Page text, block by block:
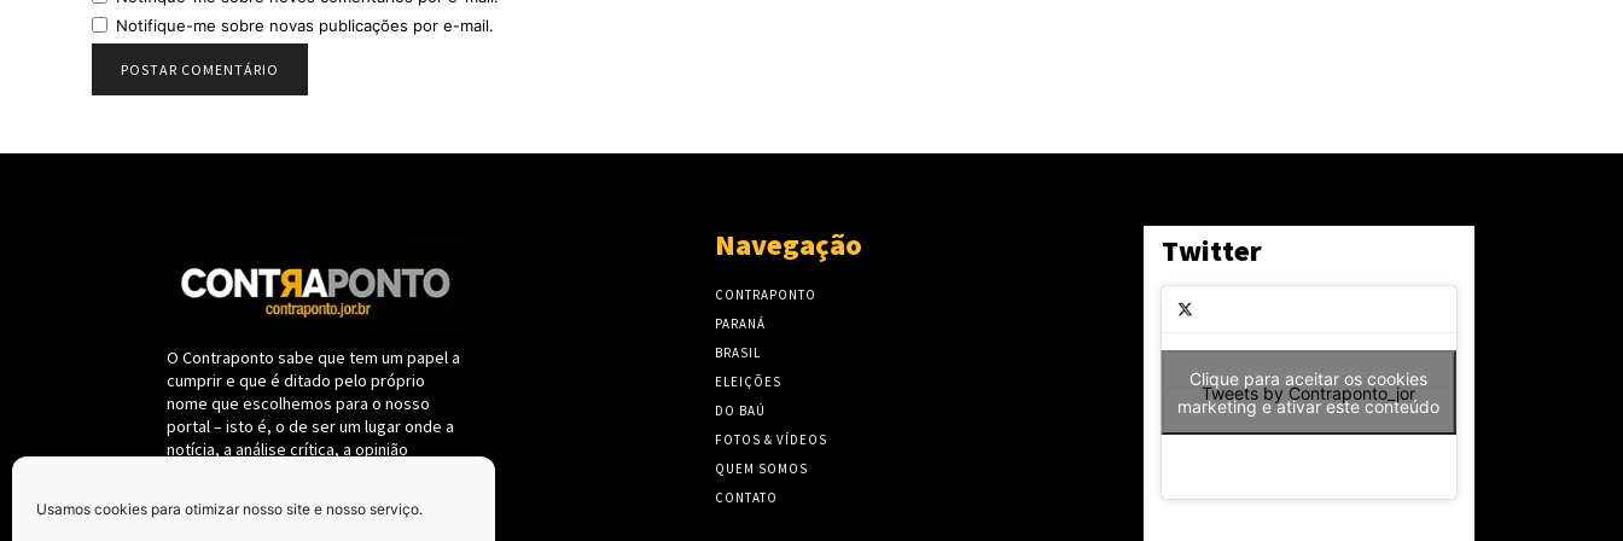
Usamos cookies para otimizar nosso site e nosso serviço.
Notifique-me sobre novas publicações por e-mail.
O Contraponto sabe que tem um papel a
cumprir e que é ditado pelo próprio
nome que escolhemos para o nosso
portal – isto é, o de ser um lugar onde a
notícia, a análise crítica, a opinião
submeter a um só critério: a de
Navegação
CONTRAPONTO
PARANÁ
BRASIL
ELEIÇÕES
DO BAÚ
FOTOS & VÍDEOS
QUEM SOMOS
CONTATO
Twitter
Tweets by Contraponto_jor
Clique para aceitar os cookies
marketing e ativar este conteúdo